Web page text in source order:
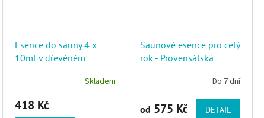
Esence do sauny 4 x
10ml v dřevěném
Skladem
418 Kč
Saunové esence pro celý
rok - Provensálská
Do 7 dní
od 575 Kč DETAIL